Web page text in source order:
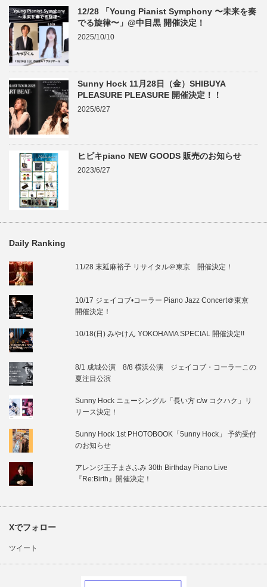
12/28 「Young Pianist Symphony 〜未来を奏
でる旋律〜」@中目黒 開催決定！
2025/10/10
Sunny Hock 11月28日（金）SHIBUYA
PLEASURE PLEASURE 開催決定！！
2025/6/27
ヒビキpiano NEW GOODS 販売のお知らせ
2023/6/27
Daily Ranking
11/28 末延麻裕子 リサイタル＠東京 開催決定！
10/17 ジェイコブ•コーラー Piano Jazz Concert＠東京
開催決定！
10/18(日) みやけん YOKOHAMA SPECIAL 開催決定!!
8/1 成城公演 8/8 横浜公演 ジェイコブ・コーラーこの
夏注目公演
Sunny Hock ニューシングル「長い方 c/w コクハク」リ
リース決定！
Sunny Hock 1st PHOTOBOOK「5unny Hock」 予約受付
のお知らせ
アレンジ王子まさふみ 30th Birthday Piano Live
『Re:Birth』開催決定！
Xでフォロー
ツイート